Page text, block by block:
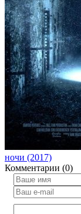
ночи (2017)
Комментарии (0)